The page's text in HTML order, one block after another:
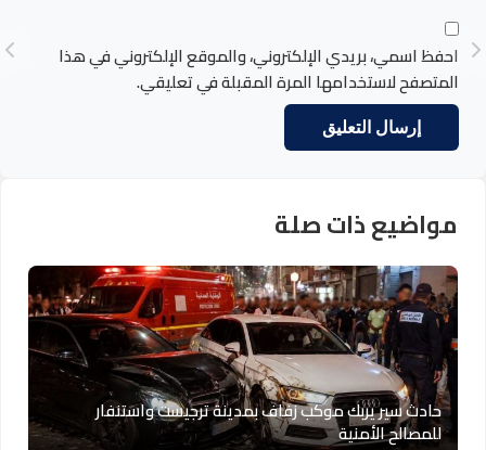
احفظ اسمي، بريدي الإلكتروني، والموقع الإلكتروني في هذا
المتصفح لاستخدامها المرة المقبلة في تعليقي.
مواضيع ذات صلة
حادث سير يربك موكب زفاف بمدينة ترجيست واستنفار
للمصالح الأمنية